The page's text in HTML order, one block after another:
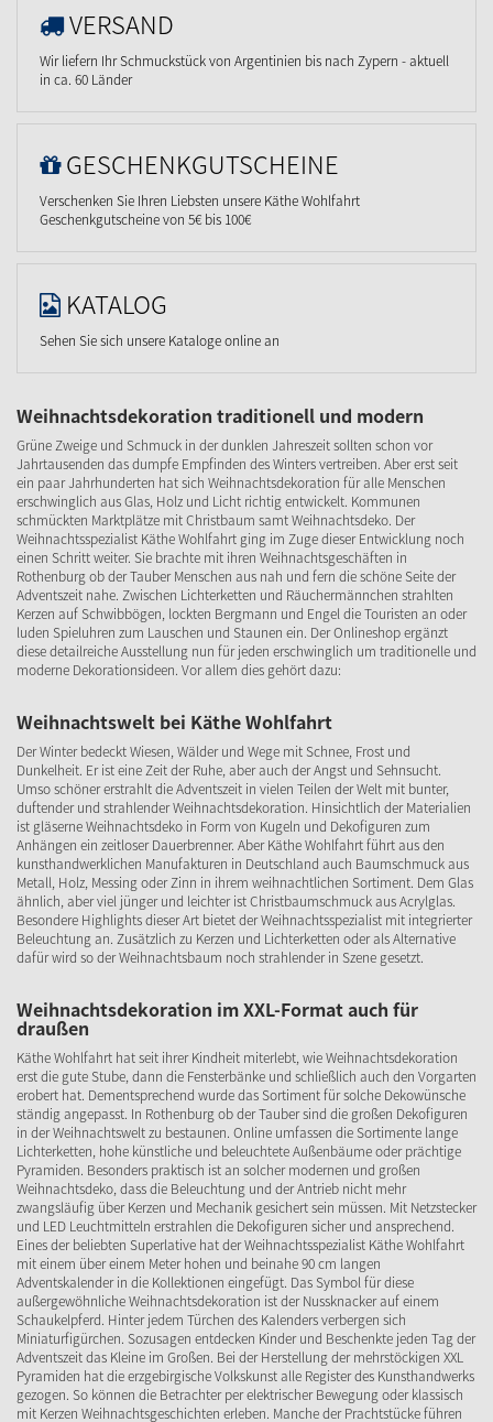
VERSAND
Wir liefern Ihr Schmuckstück von Argentinien bis nach Zypern - aktuell
in ca. 60 Länder
GESCHENKGUTSCHEINE
Verschenken Sie Ihren Liebsten unsere Käthe Wohlfahrt
Geschenkgutscheine von 5€ bis 100€
KATALOG
Sehen Sie sich unsere Kataloge online an
Weihnachtsdekoration traditionell und modern
Grüne Zweige und Schmuck in der dunklen Jahreszeit sollten schon vor
Jahrtausenden das dumpfe Empfinden des Winters vertreiben. Aber erst seit
ein paar Jahrhunderten hat sich Weihnachtsdekoration für alle Menschen
erschwinglich aus Glas, Holz und Licht richtig entwickelt. Kommunen
schmückten Marktplätze mit Christbaum samt Weihnachtsdeko. Der
Weihnachtsspezialist Käthe Wohlfahrt ging im Zuge dieser Entwicklung noch
einen Schritt weiter. Sie brachte mit ihren Weihnachtsgeschäften in
Rothenburg ob der Tauber Menschen aus nah und fern die schöne Seite der
Adventszeit nahe. Zwischen Lichterketten und Räuchermännchen strahlten
Kerzen auf Schwibbögen, lockten Bergmann und Engel die Touristen an oder
luden Spieluhren zum Lauschen und Staunen ein. Der Onlineshop ergänzt
diese detailreiche Ausstellung nun für jeden erschwinglich um traditionelle und
moderne Dekorationsideen. Vor allem dies gehört dazu:
Weihnachtswelt bei Käthe Wohlfahrt
Der Winter bedeckt Wiesen, Wälder und Wege mit Schnee, Frost und
Dunkelheit. Er ist eine Zeit der Ruhe, aber auch der Angst und Sehnsucht.
Umso schöner erstrahlt die Adventszeit in vielen Teilen der Welt mit bunter,
duftender und strahlender Weihnachtsdekoration. Hinsichtlich der Materialien
ist gläserne Weihnachtsdeko in Form von Kugeln und Dekofiguren zum
Anhängen ein zeitloser Dauerbrenner. Aber Käthe Wohlfahrt führt aus den
kunsthandwerklichen Manufakturen in Deutschland auch Baumschmuck aus
Metall, Holz, Messing oder Zinn in ihrem weihnachtlichen Sortiment. Dem Glas
ähnlich, aber viel jünger und leichter ist Christbaumschmuck aus Acrylglas.
Besondere Highlights dieser Art bietet der Weihnachtsspezialist mit integrierter
Beleuchtung an. Zusätzlich zu Kerzen und Lichterketten oder als Alternative
dafür wird so der Weihnachtsbaum noch strahlender in Szene gesetzt.
Weihnachtsdekoration im XXL-Format auch für
draußen
Käthe Wohlfahrt hat seit ihrer Kindheit miterlebt, wie Weihnachtsdekoration
erst die gute Stube, dann die Fensterbänke und schließlich auch den Vorgarten
erobert hat. Dementsprechend wurde das Sortiment für solche Dekowünsche
ständig angepasst. In Rothenburg ob der Tauber sind die großen Dekofiguren
in der Weihnachtswelt zu bestaunen. Online umfassen die Sortimente lange
Lichterketten, hohe künstliche und beleuchtete Außenbäume oder prächtige
Pyramiden. Besonders praktisch ist an solcher modernen und großen
Weihnachtsdeko, dass die Beleuchtung und der Antrieb nicht mehr
zwangsläufig über Kerzen und Mechanik gesichert sein müssen. Mit Netzstecker
und LED Leuchtmitteln erstrahlen die Dekofiguren sicher und ansprechend.
Eines der beliebten Superlative hat der Weihnachtsspezialist Käthe Wohlfahrt
mit einem über einem Meter hohen und beinahe 90 cm langen
Adventskalender in die Kollektionen eingefügt. Das Symbol für diese
außergewöhnliche Weihnachtsdekoration ist der Nussknacker auf einem
Schaukelpferd. Hinter jedem Türchen des Kalenders verbergen sich
Miniaturfigürchen. Sozusagen entdecken Kinder und Beschenkte jeden Tag der
Adventszeit das Kleine im Großen. Bei der Herstellung der mehrstöckigen XXL
Pyramiden hat die erzgebirgische Volkskunst alle Register des Kunsthandwerks
gezogen. So können die Betrachter per elektrischer Bewegung oder klassisch
mit Kerzen Weihnachtsgeschichten erleben. Manche der Prachtstücke führen